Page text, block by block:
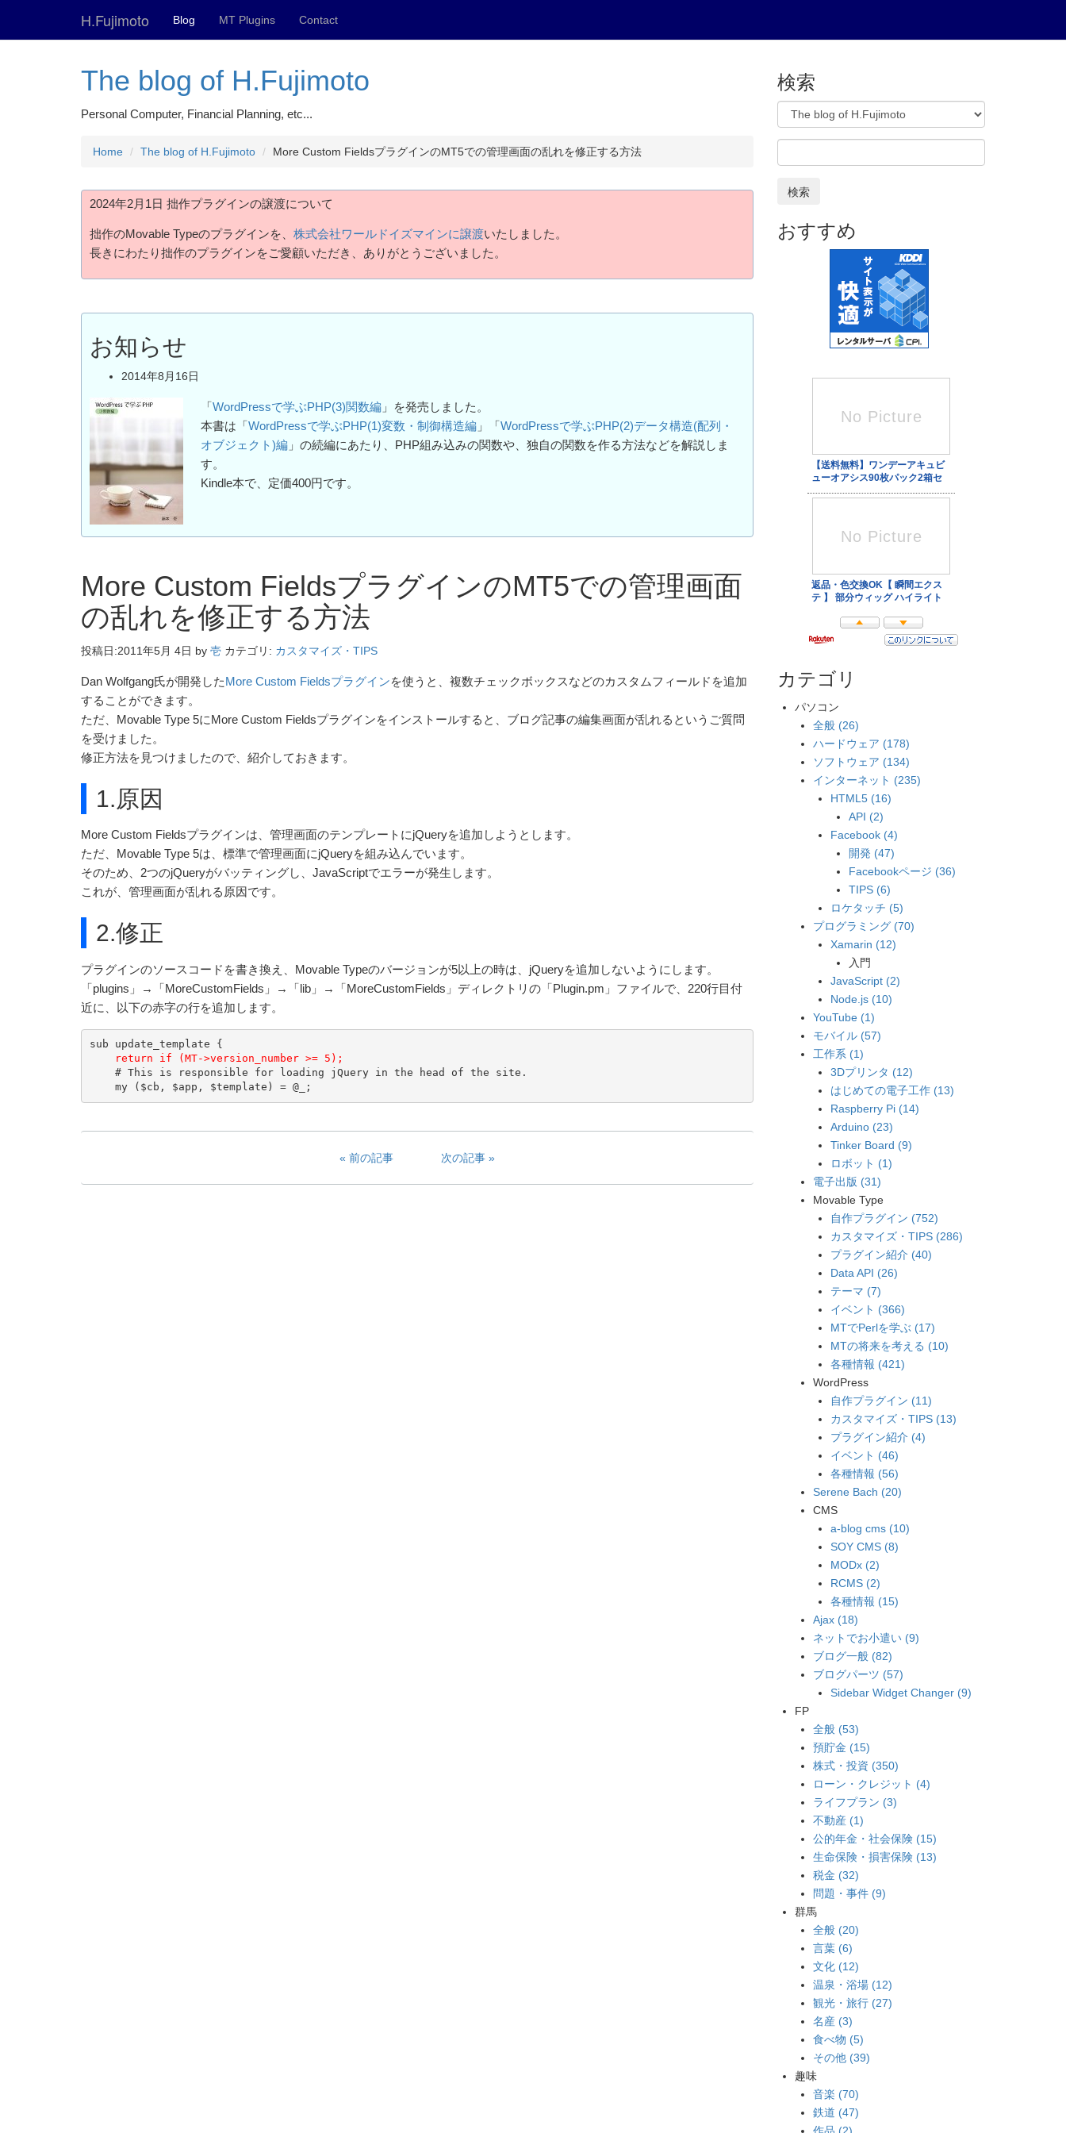
H.Fujimoto Blog MT Plugins Contact
The blog of H.Fujimoto
Personal Computer, Financial Planning, etc...
Home The blog of H.Fujimoto More Custom FieldsプラグインのMT5での管理画面の乱れを修正する方法
2024年2月1日 拙作プラグインの譲渡について
拙作のMovable Typeのプラグインを、 株式会社ワールドイズマインに譲渡いたしました。
長きにわたり拙作のプラグインをご愛顧いただき、ありがとうございました。
お知らせ
2014年8月16日
「 WordPressで学ぶPHP(3)関数編 」を発売しました。
本書は「 WordPressで学ぶPHP(1)変数・制御構造編 」「 WordPressで学ぶPHP(2)データ構造(配列・
オブジェクト)編 」の続編にあたり、PHP組み込みの関数や、独自の関数を作る方法などを解説しま
す。
Kindle本で、定価400円です。
More Custom FieldsプラグインのMT5での管理画面
の乱れを修正する方法
投稿日:2011年5月 4日 by 壱 カテゴリ: カスタマイズ・TIPS
Dan Wolfgang氏が開発した More Custom Fieldsプラグインを使うと、複数チェックボックスなどのカスタムフィールドを追加
することができます。
ただ、Movable Type 5にMore Custom Fieldsプラグインをインストールすると、ブログ記事の編集画面が乱れるというご質問
を受けました。
修正方法を見つけましたので、紹介しておきます。
1.原因
More Custom Fieldsプラグインは、管理画面のテンプレートにjQueryを追加しようとします。
ただ、Movable Type 5は、標準で管理画面にjQueryを組み込んでいます。
そのため、2つのjQueryがバッティングし、JavaScriptでエラーが発生します。
これが、管理画面が乱れる原因です。
2.修正
プラグインのソースコードを書き換え、Movable Typeのバージョンが5以上の時は、jQueryを追加しないようにします。
「plugins」→「MoreCustomFields」→「lib」→「MoreCustomFields」ディレクトリの「Plugin.pm」ファイルで、220行目付
近に、以下の赤字の行を追加します。
sub update_template {
return if (MT->version_number >= 5);
    # This is responsible for loading jQuery in the head of the site.
前の記事 次の記事
検索
検索
おすすめ
カテゴリ
パソコン
全般 (26)
ハードウェア (178)
ソフトウェア (134)
インターネット (235)
HTML5 (16)
API (2)
Facebook (4)
開発 (47)
Facebookページ (36)
TIPS (6)
ロケタッチ (5)
プログラミング (70)
Xamarin (12)
入門
JavaScript (2)
Node.js (10)
YouTube (1)
モバイル (57)
工作系 (1)
3Dプリンタ (12)
はじめての電子工作 (13)
Raspberry Pi (14)
Arduino (23)
Tinker Board (9)
ロボット (1)
電子出版 (31)
Movable Type
自作プラグイン (752)
カスタマイズ・TIPS (286)
プラグイン紹介 (40)
Data API (26)
テーマ (7)
イベント (366)
MTでPerlを学ぶ (17)
MTの将来を考える (10)
各種情報 (421)
WordPress
自作プラグイン (11)
カスタマイズ・TIPS (13)
プラグイン紹介 (4)
イベント (46)
各種情報 (56)
Serene Bach (20)
CMS
a-blog cms (10)
SOY CMS (8)
MODx (2)
RCMS (2)
各種情報 (15)
Ajax (18)
ネットでお小遣い (9)
ブログ一般 (82)
ブログパーツ (57)
Sidebar Widget Changer (9)
FP
全般 (53)
預貯金 (15)
株式・投資 (350)
ローン・クレジット (4)
ライフプラン (3)
不動産 (1)
公的年金・社会保険 (15)
生命保険・損害保険 (13)
税金 (32)
問題・事件 (9)
群馬
全般 (20)
言葉 (6)
文化 (12)
温泉・浴場 (12)
観光・旅行 (27)
名産 (3)
食べ物 (5)
その他 (39)
趣味
音楽 (70)
鉄道 (47)